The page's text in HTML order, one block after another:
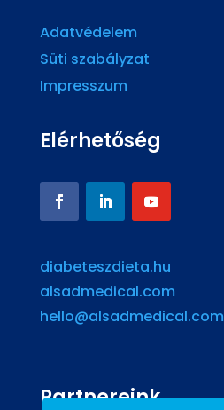
Adatvédelem
Süti szabályzat
Impresszum
Elérhetőség
diabeteszdieta.hu
alsadmedical.com
hello@alsadmedical.com
Partnereink